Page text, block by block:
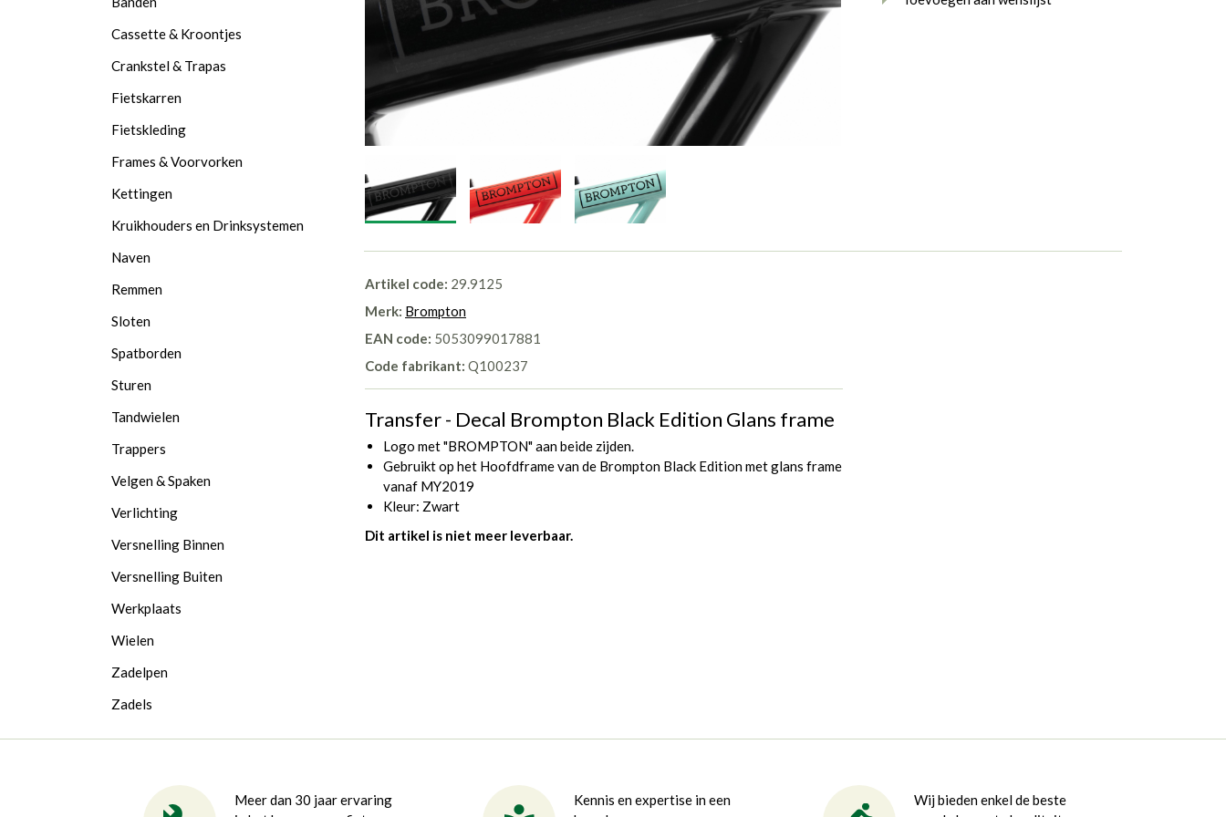
Artikel code: 29.9125
Merk: Brompton
EAN code: 5053099017881
Code fabrikant: Q100237
Transfer - Decal Brompton Black Edition Glans frame
Logo met "BROMPTON" aan beide zijden.
Gebruikt op het Hoofdframe van de Brompton Black Edition met glans frame
vanaf MY2019
Kleur: Zwart
Dit artikel is niet meer leverbaar.
Cassette & Kroontjes
Crankstel & Trapas
Fietskarren
Fietskleding
Frames & Voorvorken
Kettingen
Kruikhouders en Drinksystemen
Naven
Remmen
Sloten
Spatborden
Sturen
Tandwielen
Trappers
Velgen & Spaken
Verlichting
Versnelling Binnen
Versnelling Buiten
Werkplaats
Wielen
Zadelpen
Zadels
Meer dan 30 jaar ervaring
Kennis en expertise in een
Wij bieden enkel de beste